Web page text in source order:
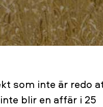
som inte är redo
blir en affär i 25